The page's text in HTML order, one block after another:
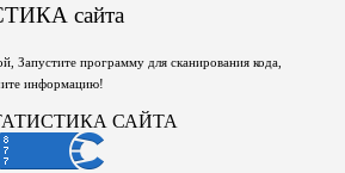
сайта
Запустите программу для сканирования кода,
информацию!
САЙТА